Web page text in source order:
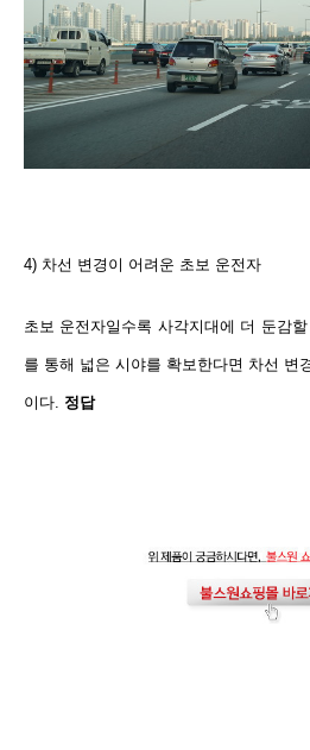
4) 차선 변경이 어려운 초보 운전자
초보 운전자일수록 사각지대에 더 둔감
를 통해 넓은 시야를 확보한다면 차선 변
이다. 정답